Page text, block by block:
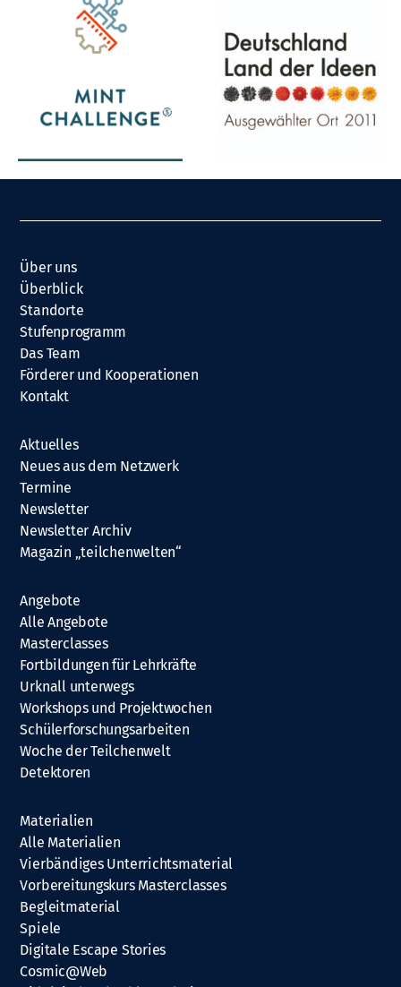
Über uns
Überblick
Standorte
Stufenprogramm
Das Team
Förderer und Kooperationen
Kontakt
Aktuelles
Neues aus dem Netzwerk
Termine
Newsletter
Newsletter Archiv
Magazin „teilchenwelten“
Angebote
Alle Angebote
Masterclasses
Fortbildungen für Lehrkräfte
Urknall unterwegs
Workshops und Projektwochen
Schülerforschungsarbeiten
Woche der Teilchenwelt
Detektoren
Materialien
Alle Materialien
Vierbändiges Unterrichtsmaterial
Vorbereitungskurs Masterclasses
Begleitmaterial
Spiele
Digitale Escape Stories
Cosmic@Web